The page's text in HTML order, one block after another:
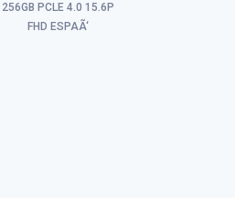
256GB PCLE 4.0 15.6P
FHD ESPAÃ‘